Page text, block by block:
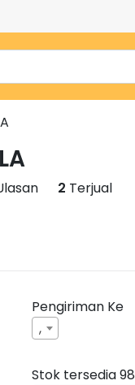
2 Terjual
Pengiriman Ke
,
Stok tersedia98